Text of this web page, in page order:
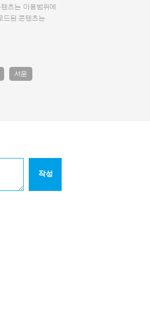
츠는 이용범위에
드된 콘텐츠는
서운
작성